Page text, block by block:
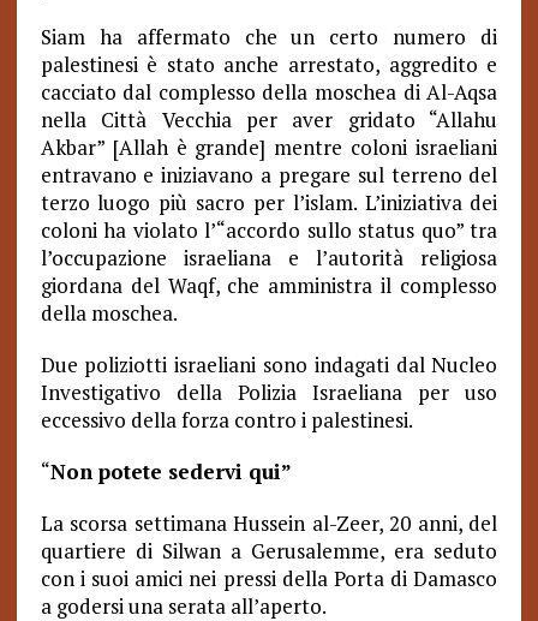
Siam ha affermato che un certo numero di
palestinesi è stato anche arrestato, aggredito e
cacciato dal complesso della moschea di Al-Aqsa
nella Città Vecchia per aver gridato “Allahu
Akbar” [Allah è grande] mentre coloni israeliani
entravano e iniziavano a pregare sul terreno del
terzo luogo più sacro per l’islam. L’iniziativa dei
coloni ha violato l’“accordo sullo status quo” tra
l’occupazione israeliana e l’autorità religiosa
giordana del Waqf, che amministra il complesso
della moschea.
Due poliziotti israeliani sono indagati dal Nucleo
Investigativo della Polizia Israeliana per uso
eccessivo della forza contro i palestinesi.
“Non potete sedervi qui”
La scorsa settimana Hussein al-Zeer, 20 anni, del
quartiere di Silwan a Gerusalemme, era seduto
con i suoi amici nei pressi della Porta di Damasco
a godersi una serata all’aperto.